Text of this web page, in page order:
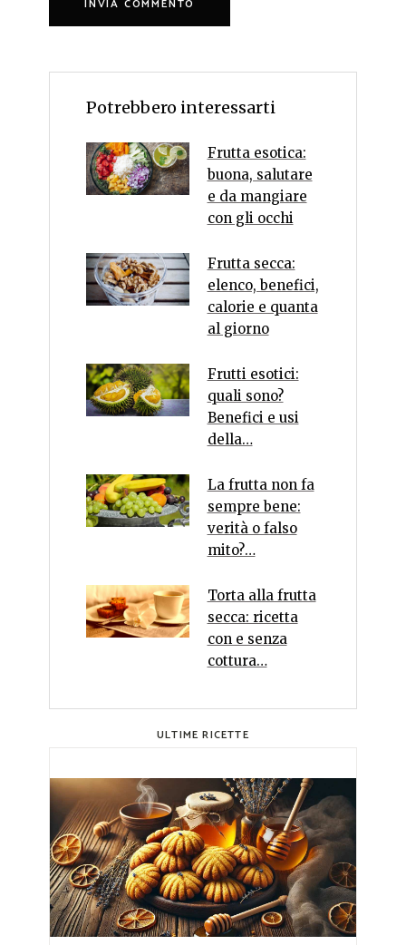
Potrebbero interessarti
Frutta esotica:
buona, salutare
e da mangiare
con gli occhi
Frutta secca:
elenco, benefici,
calorie e quanta
al giorno
Frutti esotici:
quali sono?
Benefici e usi
della…
La frutta non fa
sempre bene:
verità o falso
mito?…
Torta alla frutta
secca: ricetta
con e senza
cottura…
ULTIME RICETTE